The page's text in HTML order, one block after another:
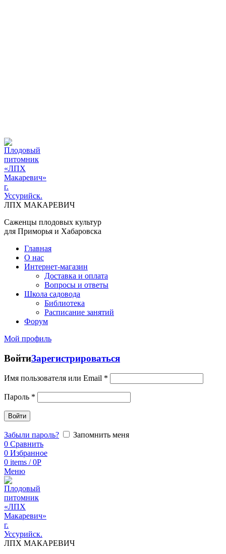
ЛПХ МАКАРЕВИЧ
Саженцы плодовых культур
для Приморья и Хабаровска
Главная
О нас
Интернет-магазин
Доставка и оплата
Вопросы и ответы
Школа садовода
Библиотека
Расписание занятий
Форум
Мой профиль
ВойтиЗарегистрироваться
Имя пользователя или Email *
Пароль *
Войти
Забыли пароль?
Запомнить меня
0 Сравнить
0 Избранное
0 items / 0Р
Меню
ЛПХ МАКАРЕВИЧ